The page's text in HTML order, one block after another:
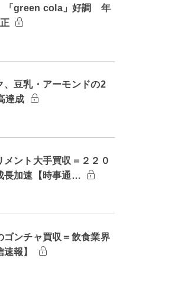
「green cola」好調 年
、豆乳・アーモンドの2
達成
ント大手買収＝２２０
長加速【時事通…
ゴンチャ買収＝飲食業界
報】